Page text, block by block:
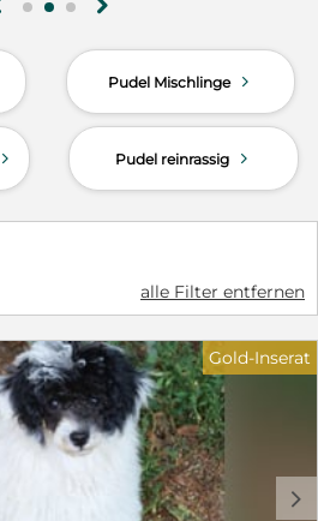
h
Pudel Mischlinge d
d Pudel reinrassig d
alle Filter entfernen
d
Gold-Inserat